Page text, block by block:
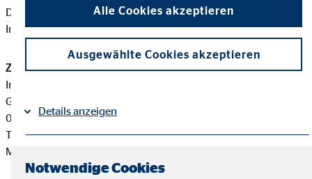
Diese berufsrechtlichen Regelungen können Sie auf folgender
Internetseite einsehen:www.gesetze-im-internet.de
Zuständige Erlaubnisbehörde:
Industrie- und Handelskammer Ostthüringen zu Gera
Gaswerkstraße 23
07546 Gera
Tel: +49 365 8553-0
Mail:
Alle Cookies akzeptieren
Ausgewählte Cookies akzeptieren
Details anzeigen
Notwendige Cookies